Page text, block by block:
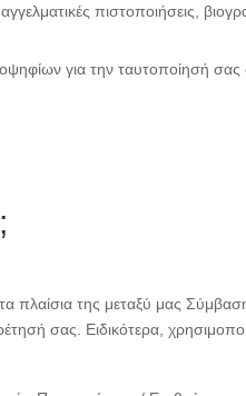
πιστοποιήσεις,
για την ταυτοποίησή σας
πλαίσια της μεταξύ μας
σας. Ειδικότερα,